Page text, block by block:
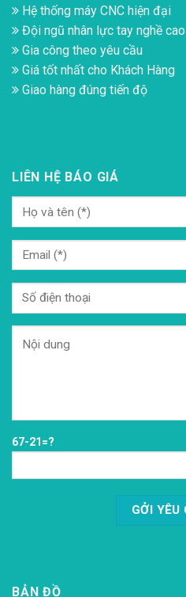
Hệ thống máy CNC hiện đại
Đội ngũ nhân lực tay nghề cao
Gia công theo yêu cầu
Giá tốt nhất cho Khách Hàng
Giao hàng đúng tiến độ
LIÊN HỆ BÁO GIÁ
67-21=?
BẢN ĐỒ